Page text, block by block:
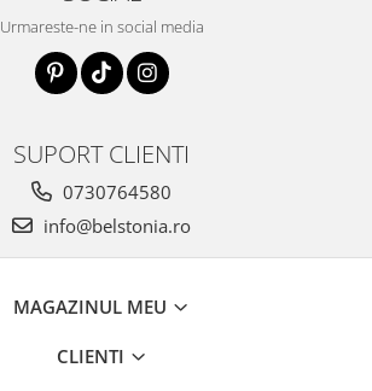
Urmareste-ne in social media
SUPORT CLIENTI
0730764580
info@belstonia.ro
MAGAZINUL MEU
CLIENTI